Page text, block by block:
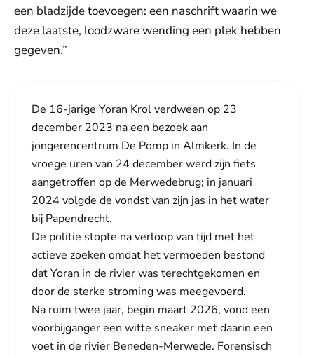
een bladzijde toevoegen: een naschrift waarin we
deze laatste, loodzware wending een plek hebben
gegeven.”
De 16-jarige Yoran Krol verdween op 23
december 2023 na een bezoek aan
jongerencentrum De Pomp in Almkerk. In de
vroege uren van 24 december werd zijn fiets
aangetroffen op de Merwedebrug; in januari
2024 volgde de vondst van zijn jas in het water
bij Papendrecht.
De politie stopte na verloop van tijd met het
actieve zoeken omdat het vermoeden bestond
dat Yoran in de rivier was terechtgekomen en
door de sterke stroming was meegevoerd.
Na ruim twee jaar, begin maart 2026, vond een
voorbijganger een witte sneaker met daarin een
voet in de rivier Beneden-Merwede. Forensisch